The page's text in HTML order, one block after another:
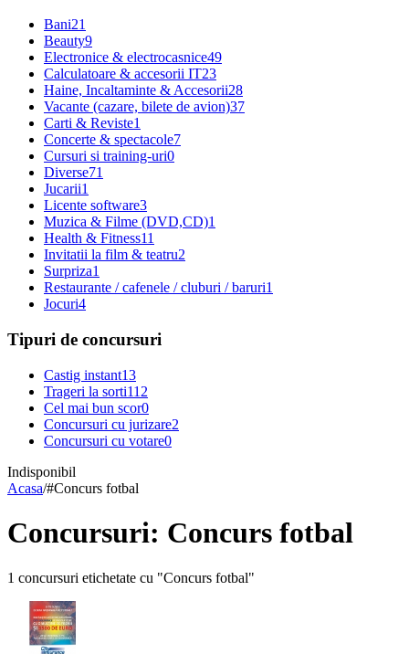
Bani21
Beauty9
Electronice & electrocasnice49
Calculatoare & accesorii IT23
Haine, Incaltaminte & Accesorii28
Vacante (cazare, bilete de avion)37
Carti & Reviste1
Concerte & spectacole7
Cursuri si training-uri0
Diverse71
Jucarii1
Licente software3
Muzica & Filme (DVD,CD)1
Health & Fitness11
Invitatii la film & teatru2
Surpriza1
Restaurante / cafenele / cluburi / baruri1
Jocuri4
Tipuri de concursuri
Castig instant13
Trageri la sorti112
Cel mai bun scor0
Concursuri cu jurizare2
Concursuri cu votare0
Indisponibil
Acasa/#Concurs fotbal
Concursuri: Concurs fotbal
1 concursuri etichetate cu "Concurs fotbal"